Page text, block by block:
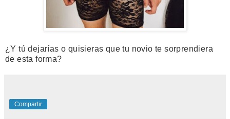
¿Y tú dejarías o quisieras que tu novio te sorprendiera
de esta forma?
Compartir